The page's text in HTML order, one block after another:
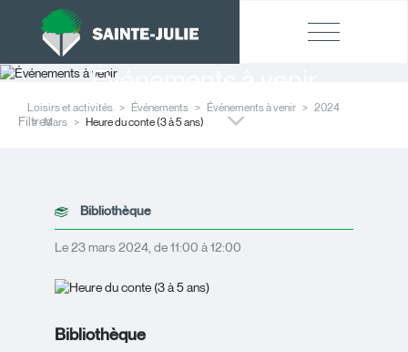
Événements à venir
Loisirs et activités Événements Événements à venir
2024
Mars
Heure du conte (3 à 5 ans)
Filtres
Bibliothèque
Le 23 mars 2024, de 11:00 à 12:00
Bibliothèque